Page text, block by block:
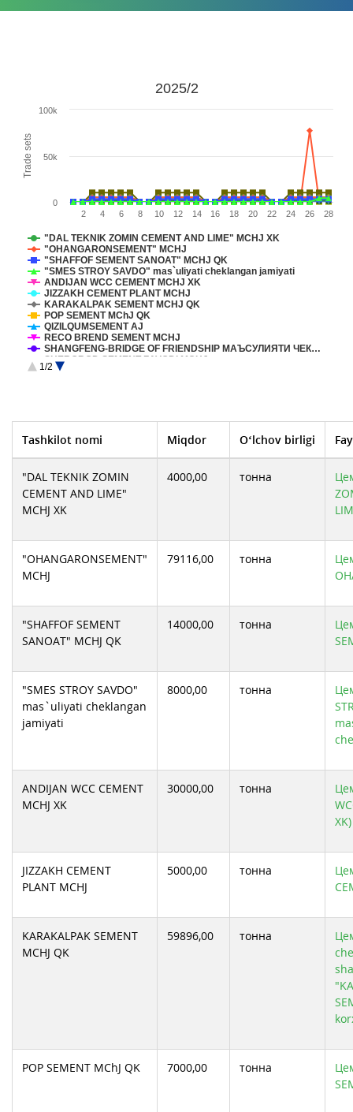
Trade sets
2025/2
"DAL TEKNIK ZOMIN CEMENT AND LIME" MCHJ XK
"OHANGARONSEMENT" MCHJ
"SHAFFOF SEMENT SANOAT" MCHJ QK
"SMES STROY SAVDO" mas`uliyati cheklangan jamiyati
ANDIJAN WCC CEMENT MCHJ XK
JIZZAKH CEMENT PLANT MCHJ
KARAKALPAK SEMENT MCHJ QK
POP SEMENT MChJ QK
QIZILQUMSEMENT АJ
RECO BREND SEMENT MCHJ
SHANGFENG-BRIDGE OF FRIENDSHIP МАЪСУЛИЯТИ ЧЕК…
SHEROBOD SEMENT ZAVODI MCHJ
TOSHKENT CONCH CEMENT MCHJ QK
СП ООО "Farg’ona Yasin Qurilish Mollari"
1/2
2 4 6 8 10 12 14 16 18 20 22 24 26 28
0
50k
100k
Tashkilot nomi Miqdor O‘lchov birligi
"DAL TEKNIK ZOMIN
CEMENT AND LIME"
MCHJ XK
4000,00 тонна
"OHANGARONSEMENT"
MCHJ
79116,00 тонна
"SHAFFOF SEMENT
SANOAT" MCHJ QK
14000,00 тонна
"SMES STROY SAVDO"
mas`uliyati cheklangan
jamiyati
8000,00 тонна
ANDIJAN WCC CEMENT
MCHJ XK
30000,00 тонна
XK)
JIZZAKH CEMENT
PLANT MCHJ
5000,00 тонна
KARAKALPAK SEMENT
MCHJ QK
59896,00 тонна
POP SEMENT MChJ QK 7000,00 тонна